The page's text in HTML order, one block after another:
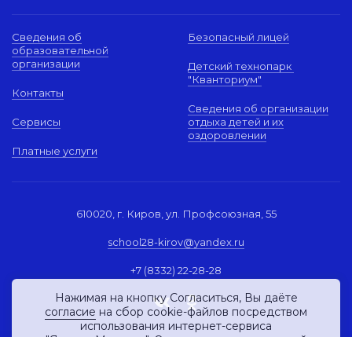
Сведения об
образовательной
организации
Контакты
Сервисы
Платные услуги
Безопасный лицей
Детский технопарк
"Кванториум"
Сведения об организации
отдыха детей и их
оздоровлении
610020, г. Киров, ул. Профсоюзная, 55
school28-kirov@yandex.ru
+7 (8332) 22-28-28
Нажимая на кнопку Согласиться, Вы даёте
согласие на сбор cookie-файлов посредством
использования интернет-сервиса